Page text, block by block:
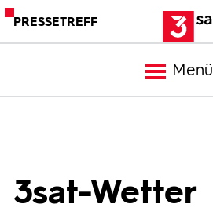
PRESSETREFF
Menü
3sat-Wetter